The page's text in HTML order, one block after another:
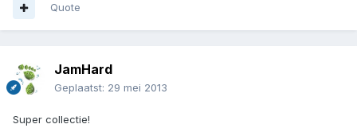
Quote
JamHard
Geplaatst: 29 mei 2013
Super collectie!